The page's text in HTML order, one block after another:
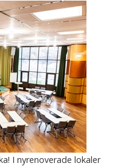
I nyrenoverade lokaler